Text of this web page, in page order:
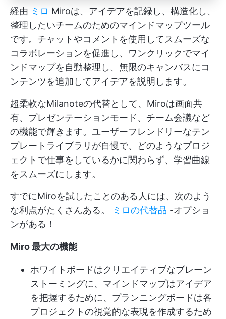
経由 ミロ Miroは、アイデアを記録し、構造化し、
整理したいチームのためのマインドマップツール
です。チャットやコメントを使用してスムーズな
コラボレーションを促進し、ワンクリックでマイ
ンドマップを自動整理し、無限のキャンバスにコ
ンテンツを追加してアイデアを説明します。
超柔軟なMilanoteの代替として、Miroは画面共
有、プレゼンテーションモード、チーム会議など
の機能で輝きます。ユーザーフレンドリーなテン
プレートライブラリが自慢で、どのようなプロジ
ェクトで仕事をしているかに関わらず、学習曲線
をスムーズにします。
すでにMiroを試したことのある人には、次のよう
な利点がたくさんある。
ミロの代替品 -オプショ
ンがある！
Miro 最大の機能
ホワイトボードはクリエイティブなブレーン
ストーミングに、マインドマップはアイデア
を把握するために、プランニングボードは各
プロジェクトの視覚的な表現を作成するため